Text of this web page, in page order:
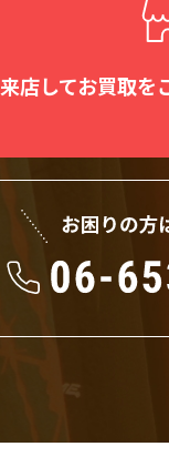
来店してお買取を